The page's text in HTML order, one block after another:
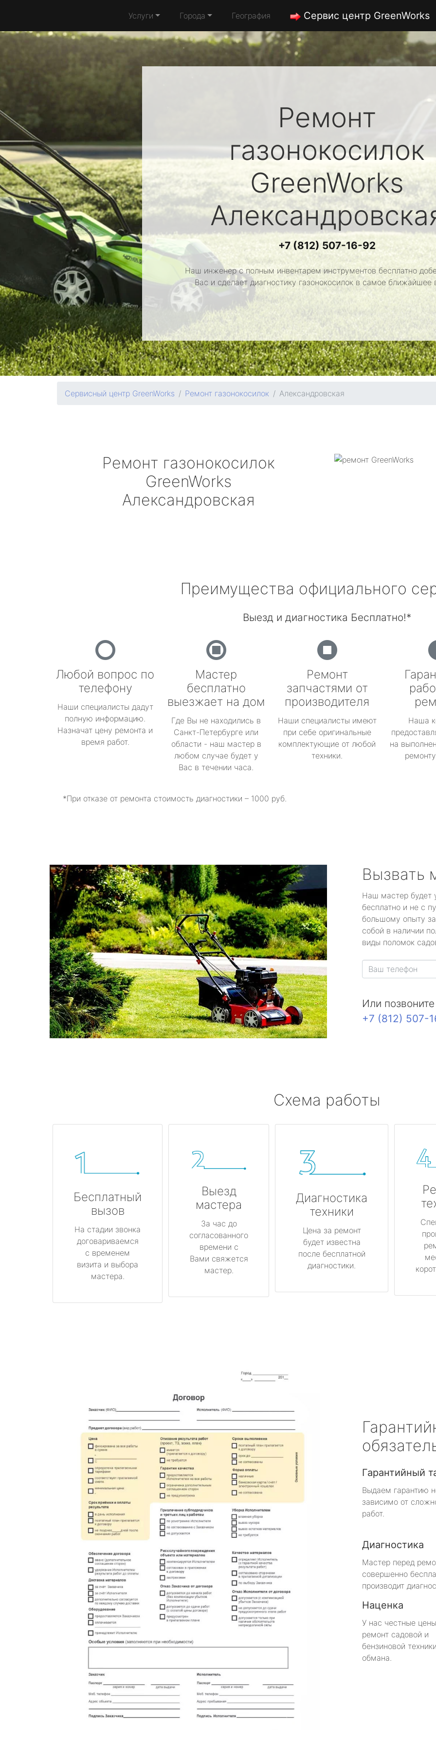
Услуги Города География Сервис центр GreenWorks
Ремонт
газонокосилок
GreenWorks
+7 (812) 507-16-92
Наш инженер с полным инвентарем инструментов бесплатно
Вас и сделает диагностику газонокосилок в самое ближайшее
Сервисный центр GreenWorks Ремонт газонокосилок Александровская
Ремонт газонокосилок
GreenWorks
Александровская
Преимущества официального
Выезд и диагностика Бесплатно!*
Любой вопрос по
телефону
Наши специалисты дадут
полную информацию.
Назначат цену ремонта и
время работ.
Мастер
бесплатно
выезжает на дом
Где Вы не находились в
Санкт-Петербурге или
области - наш мастер в
любом случае будет у
Вас в течении часа.
Ремонт
запчастями от
производителя
Наши специалисты имеют
при себе оригинальные
комплектующие от любой
техники.
Наша
на
*При отказе от ремонта стоимость диагностики – 1000 руб.
Вызвать
Наш мастер будет
бесплатно и не с
большому опыту
собой в наличии
виды поломок
Или
+7 (812) 507-
Схема работы
Бесплатный
вызов
На стадии звонка
договариваемся
с временем
визита и выбора
мастера.
Выезд
мастера
За час до
согласованного
времени с
Вами свяжется
мастер.
Диагностика
техники
Цена за ремонт
будет известна
после бесплатной
диагностики.
Гарантийный
Выдаем гарантию
зависимо от
работ.
Диагностика
Мастер перед
совершенно
производит
Наценка
У нас честные
ремонт садовой и
бензиновой
обмана.